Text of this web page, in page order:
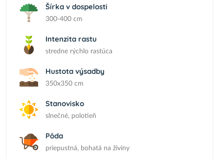
Šírka v dospelosti
300-400 cm
Intenzita rastu
stredne rýchlo rastúca
Hustota výsadby
350x350 cm
Stanovisko
slnečné, polotieň
Pôda
priepustná, bohatá na živiny